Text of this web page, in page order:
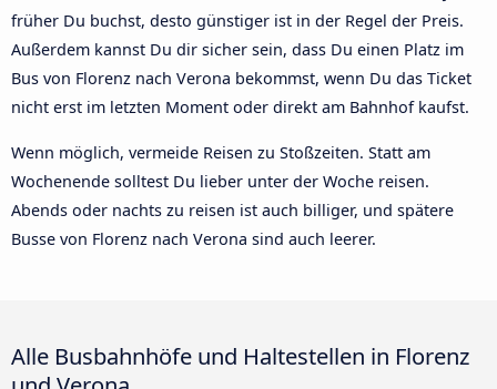
früher Du buchst, desto günstiger ist in der Regel der Preis.
Außerdem kannst Du dir sicher sein, dass Du einen Platz im
Bus von Florenz nach Verona bekommst, wenn Du das Ticket
nicht erst im letzten Moment oder direkt am Bahnhof kaufst.
Wenn möglich, vermeide Reisen zu Stoßzeiten. Statt am
Wochenende solltest Du lieber unter der Woche reisen.
Abends oder nachts zu reisen ist auch billiger, und spätere
Busse von Florenz nach Verona sind auch leerer.
Alle Busbahnhöfe und Haltestellen in Florenz